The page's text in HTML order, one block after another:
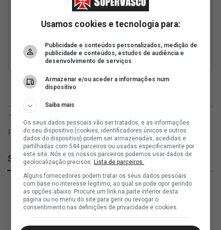
SuperVasco
Usamos cookies e tecnologia para:
Publicidade e conteúdos personalizados, medição de
publicidade e conteúdos, estudos de audiência e
desenvolvimento de serviços
Armazenar e/ou aceder a informações num
dispositivo
Saiba mais
Os seus dados pessoais vão ser tratados, e as informações
do seu dispositivo (cookies, identificadores únicos e outros
dados do dispositivo) podem ser armazenadas, acedidas e
partilhadas com 544 parceiros ou usadas especificamente por
este site. Nós e os nossos parceiros podemos usar dados de
geolocalização precisos.Lista de parceiros.
Alguns fornecedores podem tratar os seus dados pessoais
com base no interesse legítimo, ao qual se pode opor gerindo
as opções abaixo. Procure um link na parte inferior desta
página ou no menu do site para gerir ou revogar o
consentimento nas definições de privacidade e cookies.